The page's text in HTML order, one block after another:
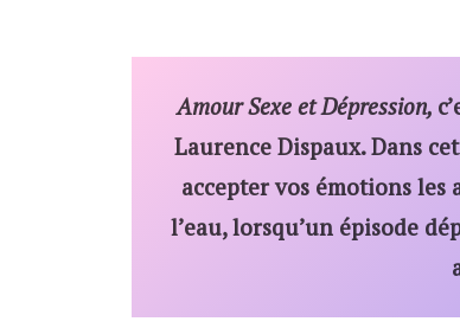
Amour Sexe et Dépression,
Laurence Dispaux. Dans
accepter vos émotions
l’eau, lorsqu’un épisode